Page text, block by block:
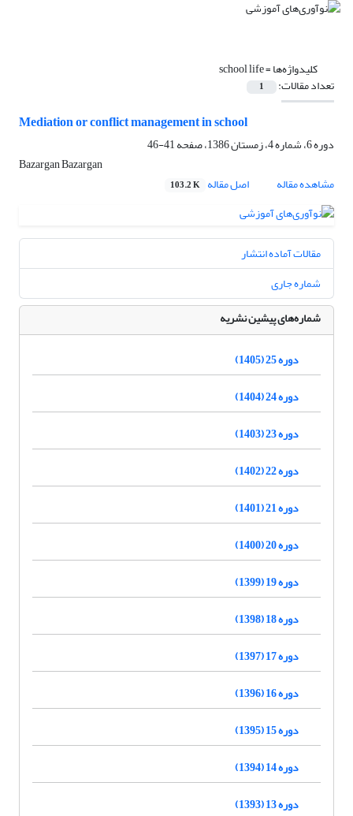
کلیدواژه‌ها =school life
تعداد مقالات: 1
Mediation or conflict management in school
دوره 6، شماره 4، زمستان 1386، صفحه
41-46
Bazargan Bazargan
مشاهده مقاله
اصل مقاله 103.2 K
مقالات آماده انتشار
شماره جاری
شماره‌های پیشین نشریه
دوره 25 (1405)
دوره 24 (1404)
دوره 23 (1403)
دوره 22 (1402)
دوره 21 (1401)
دوره 20 (1400)
دوره 19 (1399)
دوره 18 (1398)
دوره 17 (1397)
دوره 16 (1396)
دوره 15 (1395)
دوره 14 (1394)
دوره 13 (1393)